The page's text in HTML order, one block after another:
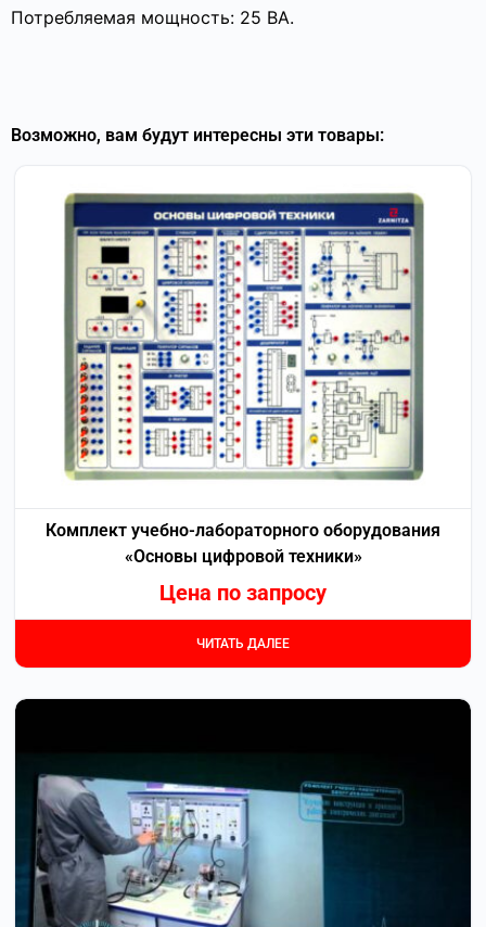
Потребляемая мощность: 25 ВА.
Возможно, вам будут интересны эти товары:
Комплект учебно-лабораторного оборудования
«Основы цифровой техники»
Цена по запросу
ЧИТАТЬ ДАЛЕЕ